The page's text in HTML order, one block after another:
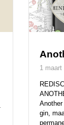
1 maart
Another
gin,